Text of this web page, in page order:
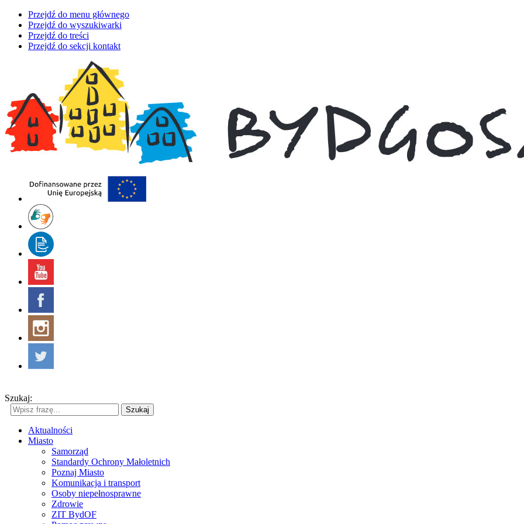
Przejdź do menu głównego
Przejdź do wyszukiwarki
Przejdź do treści
Przejdź do sekcji kontakt
Szukaj:
Szukaj
Aktualności
Miasto
Samorząd
Standardy Ochrony Małoletnich
Poznaj Miasto
Komunikacja i transport
Osoby niepełnosprawne
Zdrowie
ZIT BydOF